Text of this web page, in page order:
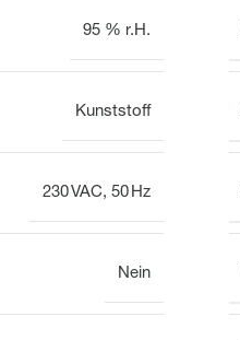
95 % r.H.
Kunststoff
230 VAC, 50 Hz
Nein